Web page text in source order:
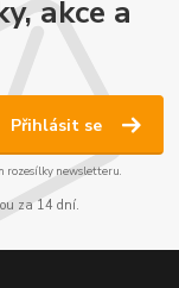
akce a
Přihlásit se
rozesílky newsletteru.
za 14 dní.